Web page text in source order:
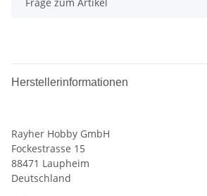
Herstellerinformationen
Rayher Hobby GmbH
Fockestrasse 15
88471 Laupheim
Deutschland